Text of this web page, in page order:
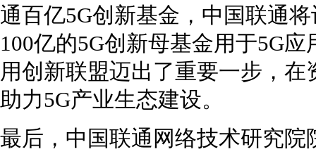
通百亿5G创新基金，中国联通
100亿的5G创新母基金用于5G
用创新联盟迈出了重要一步，
助力5G产业生态建设。
最后，中国联通网络技术研究